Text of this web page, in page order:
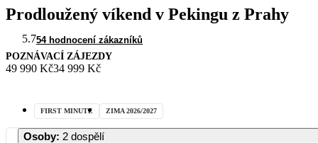
Prodloužený víkend v Pekingu z Prahy
5.754 hodnocení zákazníků
POZNÁVACÍ ZÁJEZDY
49 990 Kč34 999 Kč
FIRST MINUTE ZIMA 2026/2027
Osoby: 2 dospělí